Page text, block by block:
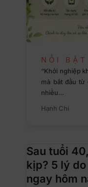
NỔI BẬT
“Khởi nghiệp
mà bắt đầu từ
nhiều…
Hạnh Chi
Sau tuổi
kịp? 5 lý
ngay hôm